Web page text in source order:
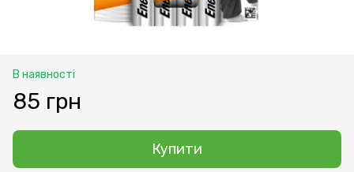
В наявності
85 грн
Купити